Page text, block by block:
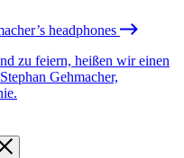
headphones
zu feiern, heißen wir einen
Gehmacher,